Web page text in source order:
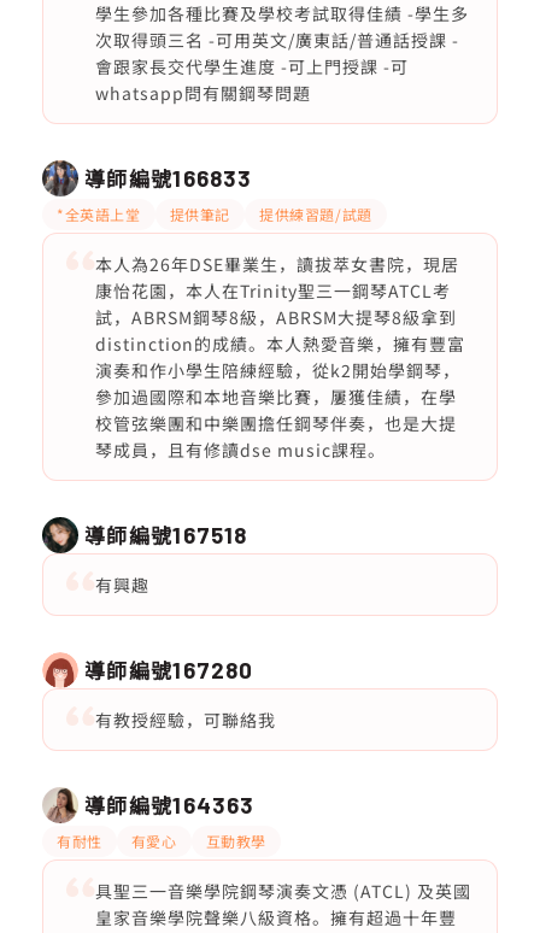
學生參加各種比賽及學校考試取得佳績 -學生多
次取得頭三名 -可用英文/廣東話/普通話授課 -
會跟家長交代學生進度 -可上門授課 -可
whatsapp問有關鋼琴問題
導師編號166833
*全英語上堂 提供筆記 提供練習題/試題
本人為26年DSE畢業生，讀拔萃女書院，現居
康怡花園，本人在Trinity聖三一鋼琴ATCL考
試，ABRSM鋼琴8級，ABRSM大提琴8級拿到
distinction的成績。本人熱愛音樂，擁有豐富
演奏和作小學生陪練經驗，從k2開始學鋼琴，
參加過國際和本地音樂比賽，屢獲佳績，在學
校管弦樂團和中樂團擔任鋼琴伴奏，也是大提
琴成員，且有修讀dse music課程。
導師編號167518
有興趣
導師編號167280
有教授經驗，可聯絡我
導師編號164363
有耐性 有愛心 互動教學
具聖三一音樂學院鋼琴演奏文憑 (ATCL) 及英國
皇家音樂學院聲樂八級資格。擁有超過十年豐